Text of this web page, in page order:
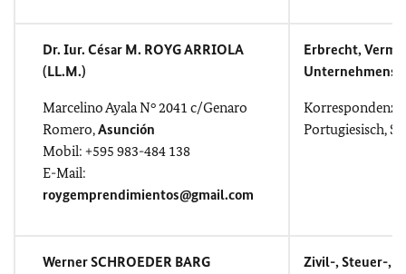
Dr. Iur. César M. ROYG ARRIOLA
(LL.M.)
Marcelino Ayala N° 2041 c/Genaro
Romero,Asunción
Mobil: +595 983-484 138
E-Mail:
roygemprendimientos@gmail.com
Erbrecht,
Korrespondenz
Portugiesisch,
Werner SCHROEDER BARG
Zivil-, Steuer-,